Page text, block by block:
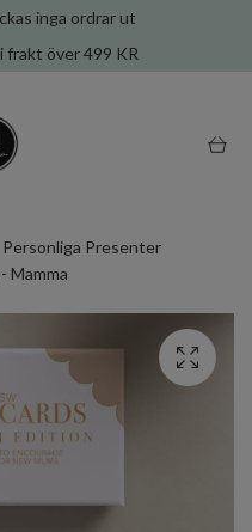
inga ordrar ut
frakt över 499 KR
Personliga Presenter
Mamma